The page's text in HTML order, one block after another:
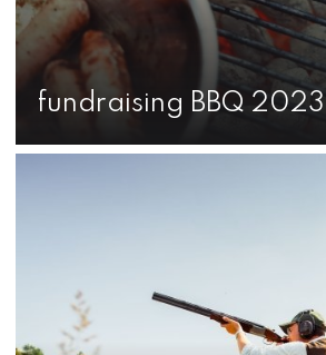
fundraising BBQ 2023